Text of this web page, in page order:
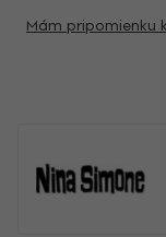
Mám pripomienku